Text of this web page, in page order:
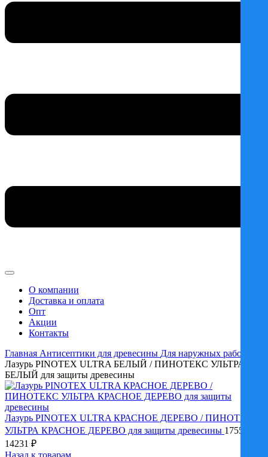
О компании
Доставка и оплата
Опт
Акции
Контакты
Главная Антисептики для древесины Для наружных работ
Лазурь PINOTEX ULTRA БЕЛЫЙ / ПИНОТЕКС УЛЬТРА
БЕЛЫЙ для защиты древесины
Лазурь PINOTEX ULTRA КРАСНОЕ ДЕРЕВО / ПИНОТЕКС
УЛЬТРА КРАСНОЕ ДЕРЕВО для защиты древесины 1755
14231 ₽Диапазон
цен: